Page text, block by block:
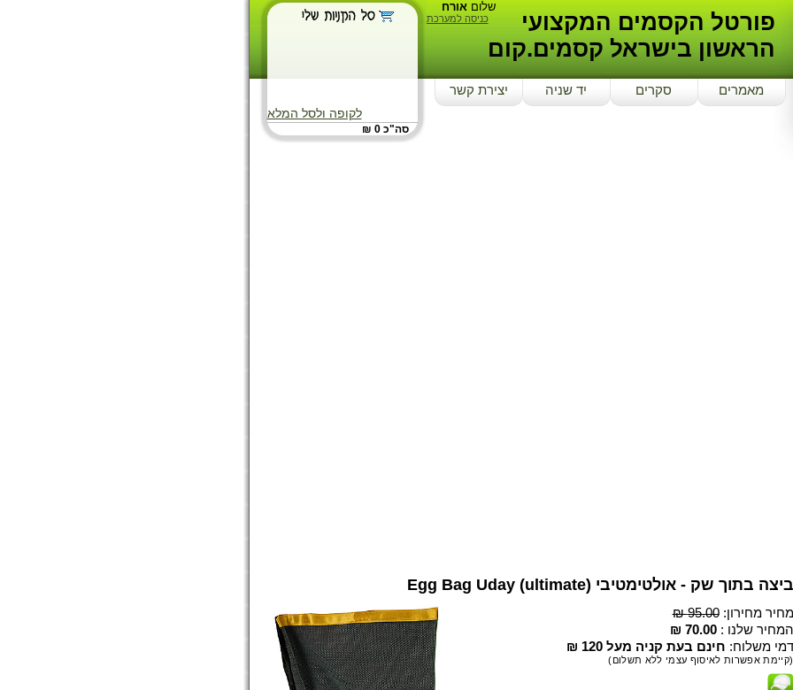
לקופה ולסל המלא
סה"כ 0 ₪
שלוםאורח
כניסה למערכת
פורטל הקסמים המקצועי
הראשון בישראל קסמים.קום
מאמרים סקרים יד שניה יצירת קשר
ביצה בתוך שק - אולטימטיבי (Egg Bag Uday (ultimate
מחיר מחירון:95.00 ₪
המחיר שלנו :70.00 ₪
דמי משלוח: חינם בעת קניה מעל 120 ₪
(קיימת אפשרות לאיסוף עצמי ללא תשלום)